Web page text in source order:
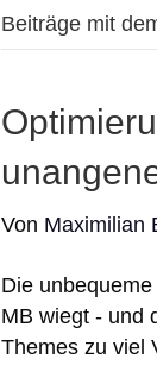
Beiträge mit
Von Maximilian
Die
MB wiegt - und
Themes zu viel